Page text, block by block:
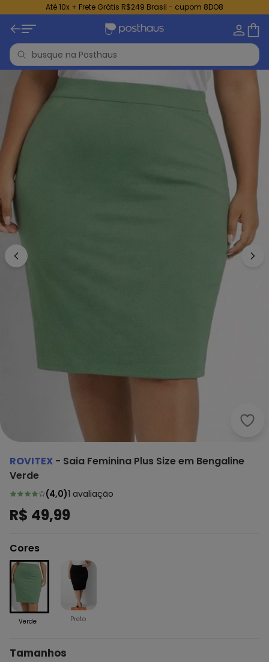
Até 10x + Frete Grátis R$249 Brasil - cupom 8DO8
ROVITEX - Saia Feminina Plus Size em Bengaline
Verde
(4,0)1 avaliação
R$ 49,99
Cores
Verde Preto
Tamanhos